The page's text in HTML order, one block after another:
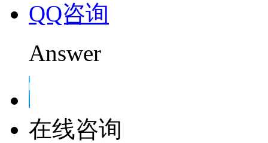
QQ咨询
Answer
在线咨询